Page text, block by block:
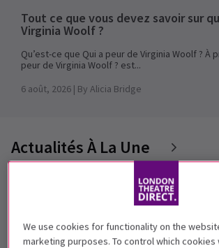
Tout ce que vous devez savoir sur
Virginia Woolf ?
Qu’est-ce que Qui a peur de Virginia Woolf ? À
peur de Virginia Woolf ? est...
6 août, 2026 | By Alicia Bridge
Actualités À La Une
Tout ce que vous
a peur de Virginia
6 août 2026
We use cookies for functionality on the
marketing purposes. To control which